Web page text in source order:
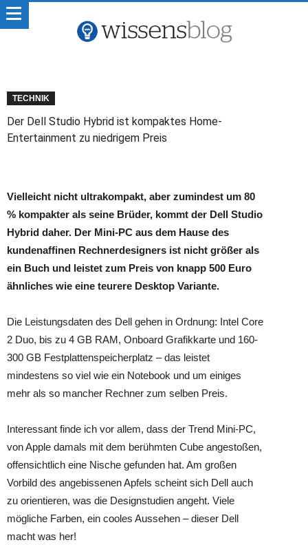
TECHNIK
Der Dell Studio Hybrid ist kompaktes Home-
Entertainment zu niedrigem Preis
Vielleicht nicht ultrakompakt, aber zumindest um 80
% kompakter als seine Brüder, kommt der Dell Studio
Hybrid daher. Der Mini-PC aus dem Hause des
kundenaffinen Rechnerdesigners ist nicht größer als
ein Buch und leistet zum Preis von knapp 500 Euro
ähnliches wie eine teurere Desktop Variante.
Die Leistungsdaten des Dell gehen in Ordnung: Intel Core
2 Duo, bis zu 4 GB RAM, Onboard Grafikkarte und 160-
300 GB Festplattenspeicherplatz – das leistet
mindestens so viel wie ein Notebook und um einiges
mehr als so mancher Rechner zum selben Preis.
Interessant finde ich vor allem, dass der Trend Mini-PC,
von Apple damals mit dem berühmten Cube angestoßen,
offensichtlich eine Nische gefunden hat. Am großen
Vorbild des angebissenen Apfels scheint sich Dell auch
zu orientieren, was die Designstudien angeht. Viele
mögliche Farben, ein cooles Aussehen – dieser Dell
macht was her!